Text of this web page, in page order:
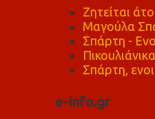
Ζητείται
Μαγούλα
Σπάρτη -
Σπάρτη,
e-info.gr